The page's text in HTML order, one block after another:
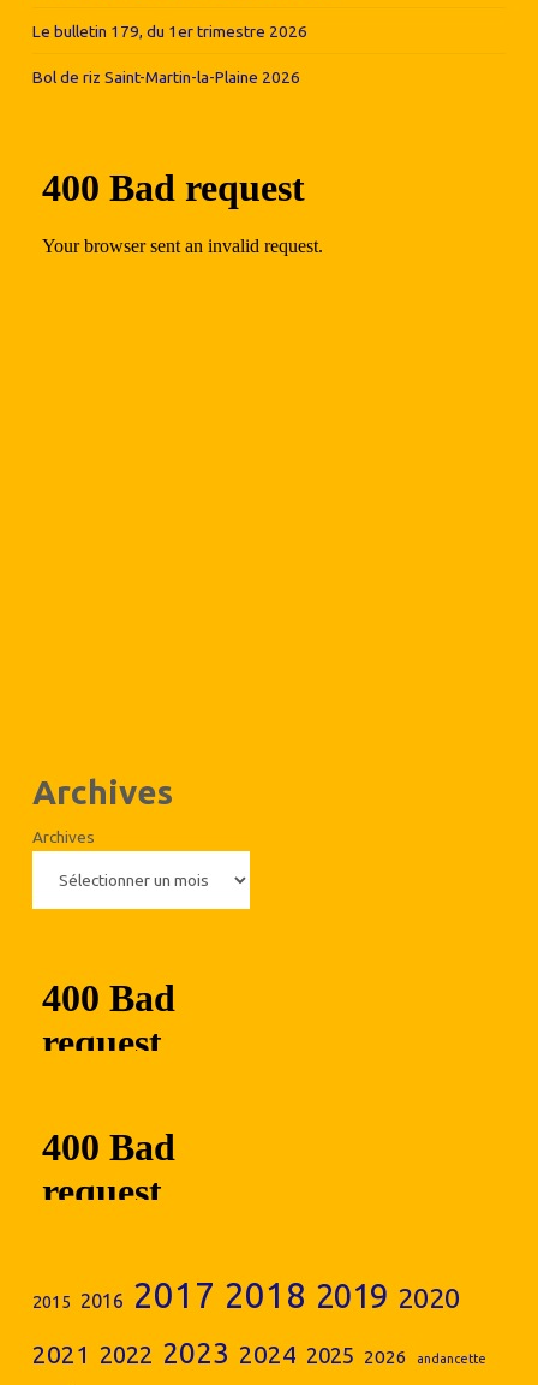
Le bulletin 179, du 1er trimestre 2026
Bol de riz Saint-Martin-la-Plaine 2026
Archives
Archives
2015 2016 2017 2018 2019 2020
2021 2022 2023 2024 2025 2026 andancette